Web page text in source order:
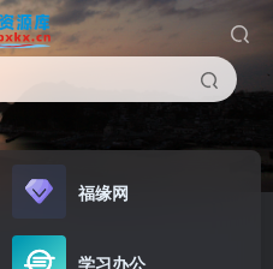
福缘网
学习办公